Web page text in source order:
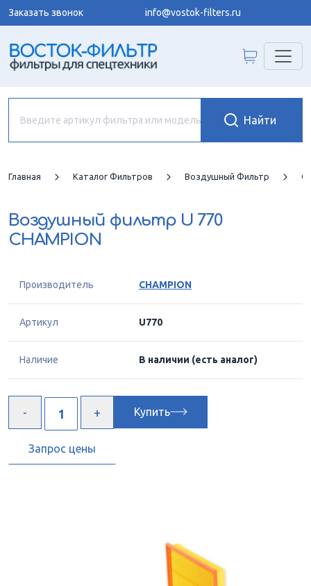
Заказать звонок info@vostok-filters.ru
Главная Каталог Фильтров Воздушный Фильтр
Воздушный фильтр U 770
CHAMPION
Производитель CHAMPION
Артикул U770
Наличие В наличии (есть аналог)
Купить
Запрос цены